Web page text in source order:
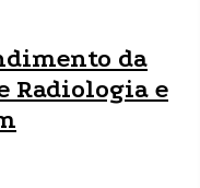
da
Radiologia e